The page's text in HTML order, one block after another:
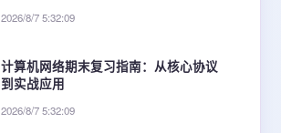
2026/8/7 5:32:09
计算机网络期末复习指南：从核心协议
到实战应用
2026/8/7 5:32:09